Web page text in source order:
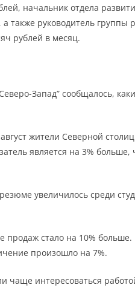
начальник отдела
также руководитель группы
рублей в месяц.
Запад” сообщалось,
жители Северной
является на 3%
увеличилось среди
продаж стало на 10%
произошло на 7%.
чаще интересоваться